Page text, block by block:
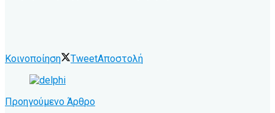
Κοινοποίηση TweetΑποστολή
Προηγούμενο Άρθρο